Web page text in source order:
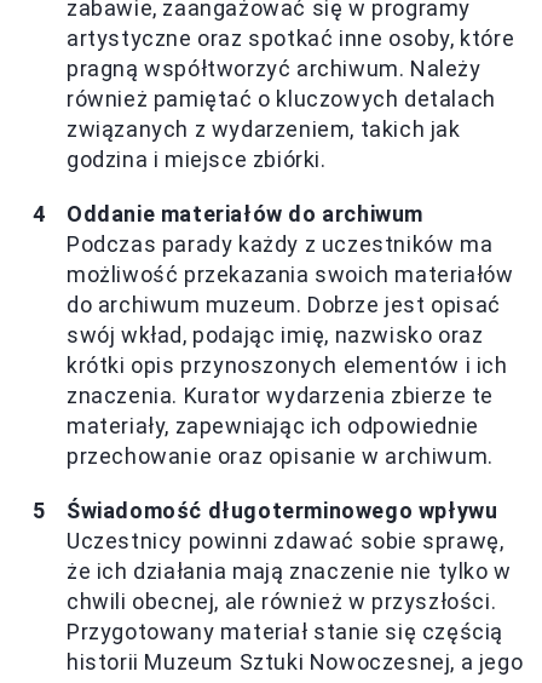
zabawie, zaangażować się w programy
artystyczne oraz spotkać inne osoby, które
pragną współtworzyć archiwum. Należy
również pamiętać o kluczowych detalach
związanych z wydarzeniem, takich jak
godzina i miejsce zbiórki.
Oddanie materiałów do archiwum
Podczas parady każdy z uczestników ma
możliwość przekazania swoich materiałów
do archiwum muzeum. Dobrze jest opisać
swój wkład, podając imię, nazwisko oraz
krótki opis przynoszonych elementów i ich
znaczenia. Kurator wydarzenia zbierze te
materiały, zapewniając ich odpowiednie
przechowanie oraz opisanie w archiwum.
Świadomość długoterminowego wpływu
Uczestnicy powinni zdawać sobie sprawę,
że ich działania mają znaczenie nie tylko w
chwili obecnej, ale również w przyszłości.
Przygotowany materiał stanie się częścią
historii Muzeum Sztuki Nowoczesnej, a jego